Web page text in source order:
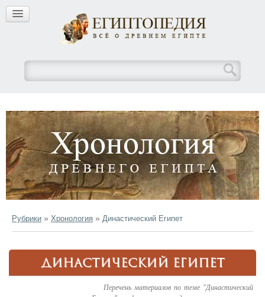
Рубрики » Хронология » Династический Египет
ДИНАСТИЧЕСКИЙ ЕГИПЕТ
Перечень материалов по теме "Династический